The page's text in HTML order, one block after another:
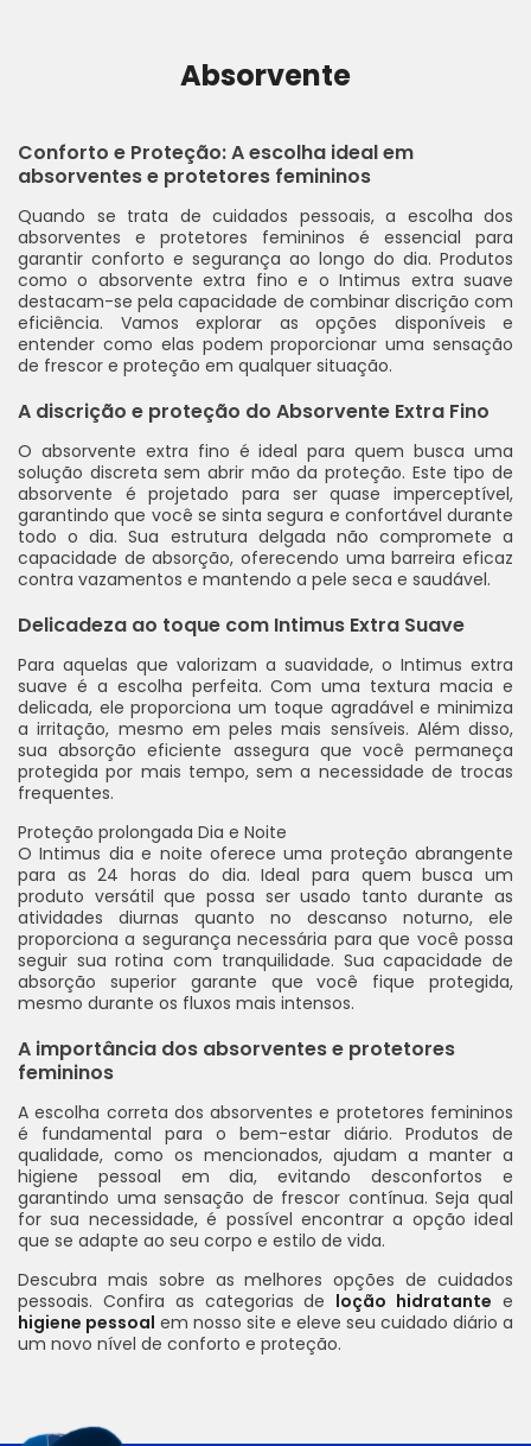
Absorvente
Conforto e Proteção: A escolha ideal em
absorventes e protetores femininos
Quando se trata de cuidados pessoais, a escolha dos
absorventes e protetores femininos é essencial para
garantir conforto e segurança ao longo do dia. Produtos
como o absorvente extra fino e o Intimus extra suave
destacam-se pela capacidade de combinar discrição com
eficiência. Vamos explorar as opções disponíveis e
entender como elas podem proporcionar uma sensação
de frescor e proteção em qualquer situação.
A discrição e proteção do Absorvente Extra Fino
O absorvente extra fino é ideal para quem busca uma
solução discreta sem abrir mão da proteção. Este tipo de
absorvente é projetado para ser quase imperceptível,
garantindo que você se sinta segura e confortável durante
todo o dia. Sua estrutura delgada não compromete a
capacidade de absorção, oferecendo uma barreira eficaz
contra vazamentos e mantendo a pele seca e saudável.
Delicadeza ao toque com Intimus Extra Suave
Para aquelas que valorizam a suavidade, o Intimus extra
suave é a escolha perfeita. Com uma textura macia e
delicada, ele proporciona um toque agradável e minimiza
a irritação, mesmo em peles mais sensíveis. Além disso,
sua absorção eficiente assegura que você permaneça
protegida por mais tempo, sem a necessidade de trocas
frequentes.
Proteção prolongada Dia e Noite
O Intimus dia e noite oferece uma proteção abrangente
para as 24 horas do dia. Ideal para quem busca um
produto versátil que possa ser usado tanto durante as
atividades diurnas quanto no descanso noturno, ele
proporciona a segurança necessária para que você possa
seguir sua rotina com tranquilidade. Sua capacidade de
absorção superior garante que você fique protegida,
mesmo durante os fluxos mais intensos.
A importância dos absorventes e protetores
femininos
A escolha correta dos absorventes e protetores femininos
é fundamental para o bem-estar diário. Produtos de
qualidade, como os mencionados, ajudam a manter a
higiene pessoal em dia, evitando desconfortos e
garantindo uma sensação de frescor contínua. Seja qual
for sua necessidade, é possível encontrar a opção ideal
que se adapte ao seu corpo e estilo de vida.
Descubra mais sobre as melhores opções de cuidados
pessoais. Confira as categorias de loção hidratante e
higiene pessoal em nosso site e eleve seu cuidado diário a
um novo nível de conforto e proteção.